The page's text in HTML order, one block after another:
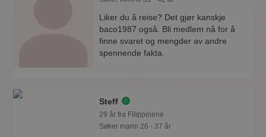
Liker du å reise? Det gjør kanskje
baco1987 også. Bli medlem nå for å
finne svaret og mengder av andre
spennende fakta.
Steff
29 år fra Filippinene
Søker mann 26 - 37 år